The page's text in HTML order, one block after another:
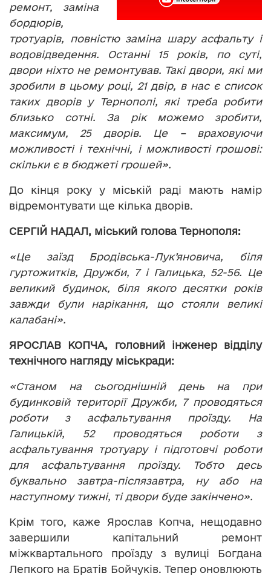
ремонт, заміна
бордюрів,
тротуарів, повністю заміна шару асфальту і
водовідведення. Останні 15 років, по суті,
двори ніхто не ремонтував. Такі двори, які ми
зробили в цьому році, 21 двір, в нас є список
таких дворів у Тернополі, які треба робити
близько сотні. За рік можемо зробити,
максимум, 25 дворів. Це – враховуючи
можливості і технічні, і можливості грошові:
скільки є в бюджеті грошей».
До кінця року у міській раді мають намір
відремонтувати ще кілька дворів.
СЕРГІЙ НАДАЛ, міський голова Тернополя:
«Це заїзд Бродівська-Лук’яновича, біля
гуртожитків, Дружби, 7 і Галицька, 52-56. Це
великий будинок, біля якого десятки років
завжди були нарікання, що стояли великі
калабані».
ЯРОСЛАВ КОПЧА, головний інженер відділу
технічного нагляду міськради:
«Станом на сьогоднішній день на при
будинковій території Дружби, 7 проводяться
роботи з асфальтування проїзду. На
Галицькій, 52 проводяться роботи з
асфальтування тротуару і підготовчі роботи
для асфальтування проїзду. Тобто десь
буквально завтра-післязавтра, ну або на
наступному тижні, ті двори буде закінчено».
Крім того, каже Ярослав Копча, нещодавно
завершили капітальний ремонт
міжквартального проїзду з вулиці Богдана
Лепкого на Братів Бойчуків. Тепер оновлюють